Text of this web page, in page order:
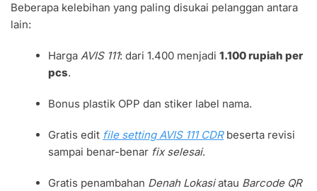
Beberapa kelebihan yang paling disukai pelanggan antara
lain:
HargaAVIS 111: dari 1.400 menjadi1.100 rupiah per
pcs.
Bonus plastik OPP dan stiker label nama.
Gratis edit file setting AVIS 111 CDRbeserta revisi
sampai benar-benar fix selesai.
Gratis penambahan Denah Lokasiatau Barcode QR